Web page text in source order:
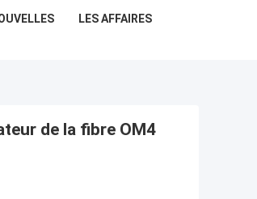
LES AFFAIRES
de la fibre OM4